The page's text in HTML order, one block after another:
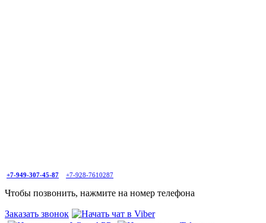
+7-949-307-45-87 +7-928-7610287
Чтобы позвонить, нажмите на номер телефона
Заказать звонок